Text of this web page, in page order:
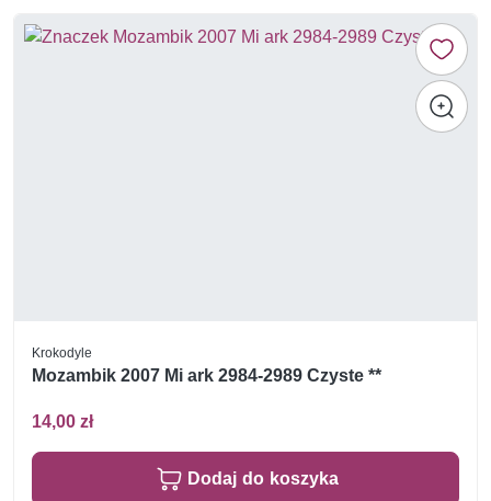
Krokodyle
Mozambik 2007 Mi ark 2984-2989 Czyste **
14,00 zł
Dodaj do koszyka